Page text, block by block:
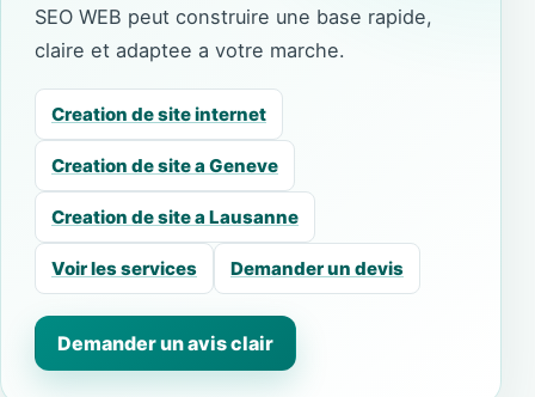
SEO WEB peut construire une base rapide,
claire et adaptee a votre marche.
Creation de site internet
Creation de site a Geneve
Creation de site a Lausanne
Voir les services Demander un devis
Demander un avis clair